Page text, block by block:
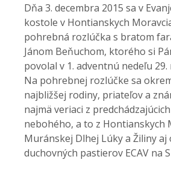
Dňa 3. decembra 2015 sa v
kostole v Hontianskych
pohrebná rozlúčka s bratom
Jánom Beňuchom, ktorého si
povolal v 1. adventnú nedeľu
Na pohrebnej rozlúčke sa
najbližšej rodiny, priateľov a
najmä veriaci z
nebohého, a to z Hontianskych
Muránskej Dlhej Lúky a Žiliny aj
duchovných pastierov ECAV na